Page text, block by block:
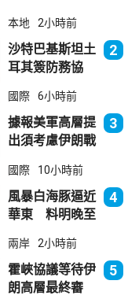
本地 2小時前
沙特巴基斯坦土
耳其簽防務協
林團結
2
國際 6小時前
據報美軍高層提
出須考慮伊朗戰
3
國際 10小時前
風暴白海豚逼近
華東 料明晚至
帶
4
兩岸 2小時前
霍峽協議等待伊
朗高層最終審
5